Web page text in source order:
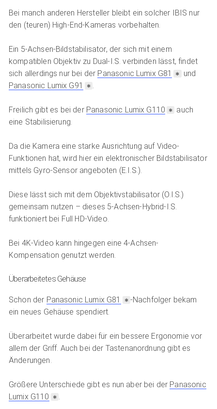
Bei manch anderen Hersteller bleibt ein solcher IBIS nur
den (teuren) High-End-Kameras vorbehalten.
Ein 5-Achsen-Bildstabilisator, der sich mit einem
kompatiblen Objektiv zu Dual-I.S. verbinden lässt, findet
sich allerdings nur bei der Panasonic Lumix G81
und
Panasonic Lumix G91
.
Freilich gibt es bei der Panasonic Lumix G110
auch
eine Stabilisierung.
Da die Kamera eine starke Ausrichtung auf Video-
Funktionen hat, wird hier ein elektronischer Bildstabilisator
mittels Gyro-Sensor angeboten (E.I.S.).
Diese lässt sich mit dem Objektivstabilisator (O.I.S.)
gemeinsam nutzen – dieses 5-Achsen-Hybrid-I.S.
funktioniert bei Full HD-Video.
Bei 4K-Video kann hingegen eine 4-Achsen-
Kompensation genutzt werden.
Überarbeitetes Gehäuse
Schon der Panasonic Lumix G81
-Nachfolger bekam
ein neues Gehäuse spendiert.
Überarbeitet wurde dabei für ein bessere Ergonomie vor
allem der Griff. Auch bei der Tastenanordnung gibt es
Änderungen.
Größere Unterschiede gibt es nun aber bei der Panasonic
Lumix G110
.